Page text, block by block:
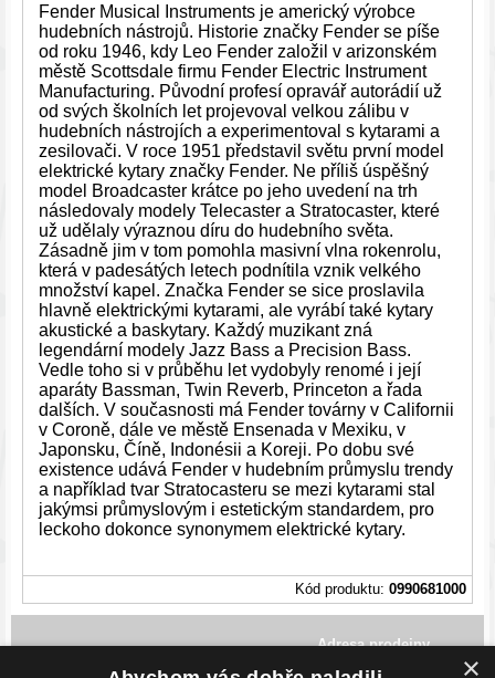
Fender Musical Instruments je americký výrobce
hudebních nástrojů. Historie značky Fender se píše
od roku 1946, kdy Leo Fender založil v arizonském
městě Scottsdale firmu Fender Electric Instrument
Manufacturing. Původní profesí opravář autorádií už
od svých školních let projevoval velkou zálibu v
hudebních nástrojích a experimentoval s kytarami a
zesilovači. V roce 1951 představil světu první model
elektrické kytary značky Fender. Ne příliš úspěšný
model Broadcaster krátce po jeho uvedení na trh
následovaly modely Telecaster a Stratocaster, které
už udělaly výraznou díru do hudebního světa.
Zásadně jim v tom pomohla masivní vlna rokenrolu,
která v padesátých letech podnítila vznik velkého
množství kapel. Značka Fender se sice proslavila
hlavně elektrickými kytarami, ale vyrábí také kytary
akustické a baskytary. Každý muzikant zná
legendární modely Jazz Bass a Precision Bass.
Vedle toho si v průběhu let vydobyly renomé i její
aparáty Bassman, Twin Reverb, Princeton a řada
dalších. V současnosti má Fender továrny v Californii
v Coroně, dále ve městě Ensenada v Mexiku, v
Japonsku, Číně, Indonésii a Koreji. Po dobu své
existence udává Fender v hudebním průmyslu trendy
a například tvar Stratocasteru se mezi kytarami stal
jakýmsi průmyslovým i estetickým standardem, pro
leckoho dokonce synonymem elektrické kytary.
Kód produktu: 0990681000
Adresa prodejny
Havlíčkovo Nábřeží 28,×